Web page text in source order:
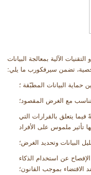
الآلية بمعالجة البيانات
تضمن سيرفكورب ما يلي:
البيانات المطبّقة ؛
مع الغرض المقصود؛
يتعلق بالقرارات التي
تأثير ملموس على الأفراد
البيانات وتحديد الغرض؛
عن استخدام الذكاء
الاقتضاء بموجب القانون؛